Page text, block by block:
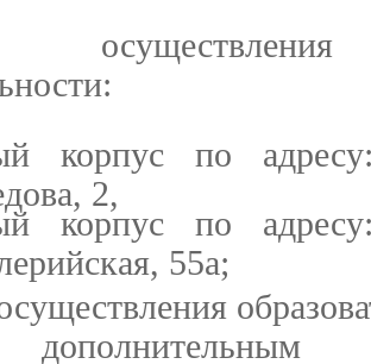
осуществления
корпус по
2,
корпус по
55а;